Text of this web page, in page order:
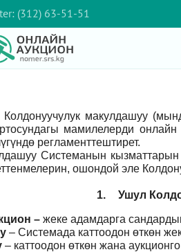
(312) 63-51-51
макулдашуу
мамилелерди
регламенттештирет.
Системанын
ошондой эле
1. Ушул
– жеке адамдарга
– Системада каттоодон өткөн
– каттоодон өткөн жана